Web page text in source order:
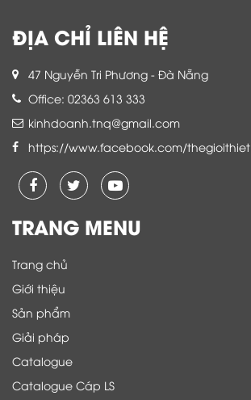
ĐỊA CHỈ LIÊN HỆ
47 Nguyễn Tri Phương - Đà Nẵng
Office: 02363 613 333
kinhdoanh.tnq@gmail.com
https://www.facebook.com/
TRANG MENU
Trang chủ
Giới thiệu
Sản phẩm
Giải pháp
Catalogue
Catalogue Cáp LS